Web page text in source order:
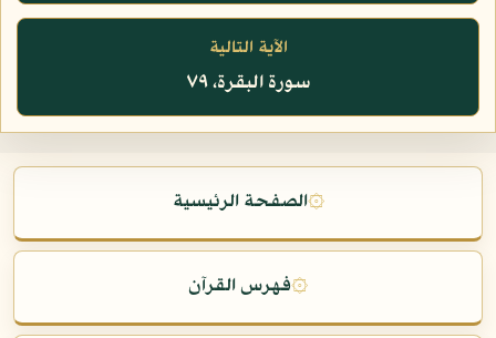
الآية التالية
سورة البقرة، ٧٩
۞الصفحة الرئيسية
۞فهرس القرآن